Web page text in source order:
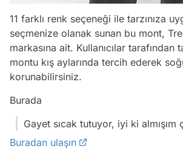
11 farklı renk seçeneği ile tarzınıza
seçmenize olanak sunan bu mont,
markasına ait. Kullanıcılar tarafından
montu kış aylarında tercih ederek
korunabilirsiniz.
Burada
Gayet sıcak tutuyor, iyi ki almışım
Buradan ulaşın